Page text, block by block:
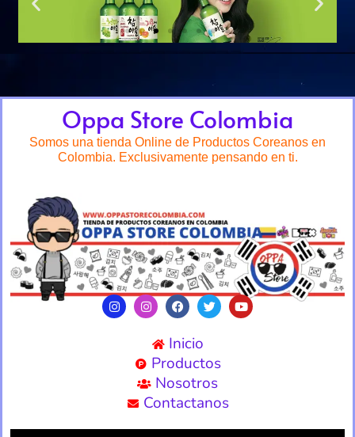
Oppa Store Colombia
Somos una tienda Online de Productos Coreanos en
Colombia. Exclusivamente pensando en ti.
Inicio
Productos
Nosotros
Contactanos